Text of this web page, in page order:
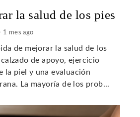
la salud de los pies
1 mes ago
de mejorar la salud de los
de apoyo, ejercicio
la piel y una evaluación
La mayoría de los prob...